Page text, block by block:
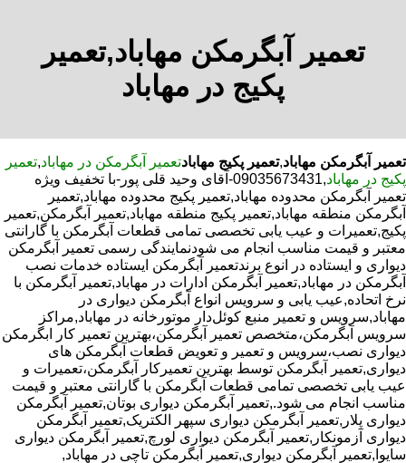
تعمیر آبگرمکن مهاباد,تعمیر
پکیج در مهاباد
تعمیر آبگرمکن مهاباد,تعمیر پکیج مهابادتعمیر آبگرمکن در مهاباد,تعمیر
پکیج در مهاباد
,09035673431-آقای وحید قلی پور-با تخفیف ویژه
تعمیر آبگرمکن محدوده مهاباد,تعمیر پکیج محدوده مهاباد,تعمیر
آبگرمکن منطقه مهاباد,تعمیر پکیج منطقه مهاباد,تعمیر آبگرمکن,تعمیر
پکیج,تعمیرات و عیب یابی تخصصی تمامی قطعات آبگرمکن با گارانتی
معتبر و قیمت مناسب انجام می شودنمایندگی رسمی تعمیر آبگرمکن
دیواری و ایستاده در انوع برندتعمیر آبگرمکن ایستاده خدمات نصب
آبگرمکن در مهاباد,تعمیر آبگرمکن ادارات در مهاباد,تعمیر آبگرمکن با
نرخ اتحاده,عیب یابی و سرویس انواع آبگرمکن دیواری در
مهاباد,سرویس و تعمیر منبع کوئل‌دار موتورخانه در مهاباد,مراکز
سرویس آبگرمکن،متخصص تعمیر آبگرمکن،بهترین تعمیر کار ابگرمکن
دیواری نصب،سرویس و تعمیر و تعویض قطعات آبگرمکن های
دیواری,تعمیر آبگرمکن توسط بهترین تعمیرکار آبگرمکن،تعمیرات و
عیب یابی تخصصی تمامی قطعات آبگرمکن با گارانتی معتبر و قیمت
مناسب انجام می شود.,تعمیر آبگرمکن دیواری بوتان,تعمیر آبگرمکن
دیواری پلار,تعمیر آبگرمکن دیواری سپهر الکتریک,تعمیر آبگرمکن
دیواری آزمونکار,تعمیر آبگرمکن دیواری لورچ,تعمیر آبگرمکن دیواری
سایوا,تعمیر آبگرمکن دیواری,تعمیر آبگرمکن تاچی در مهاباد,